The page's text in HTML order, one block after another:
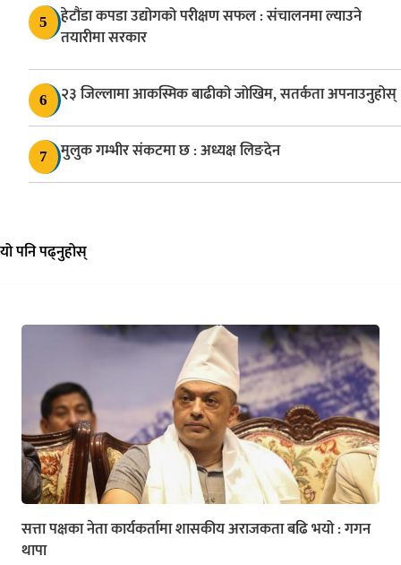
5
हेटौंडा कपडा उद्योगको परीक्षण सफल : संचालनमा ल्याउने
तयारीमा सरकार
6 २३ जिल्लामा आकस्मिक बाढीको जोखिम, सतर्कता अपनाउनुहोस्
7 मुलुक गम्भीर संकटमा छ : अध्यक्ष लिङदेन
यो पनि पढ्नुहोस्
सत्ता पक्षका नेता कार्यकर्तामा शासकीय अराजकता बढि भयो : गगन
थापा